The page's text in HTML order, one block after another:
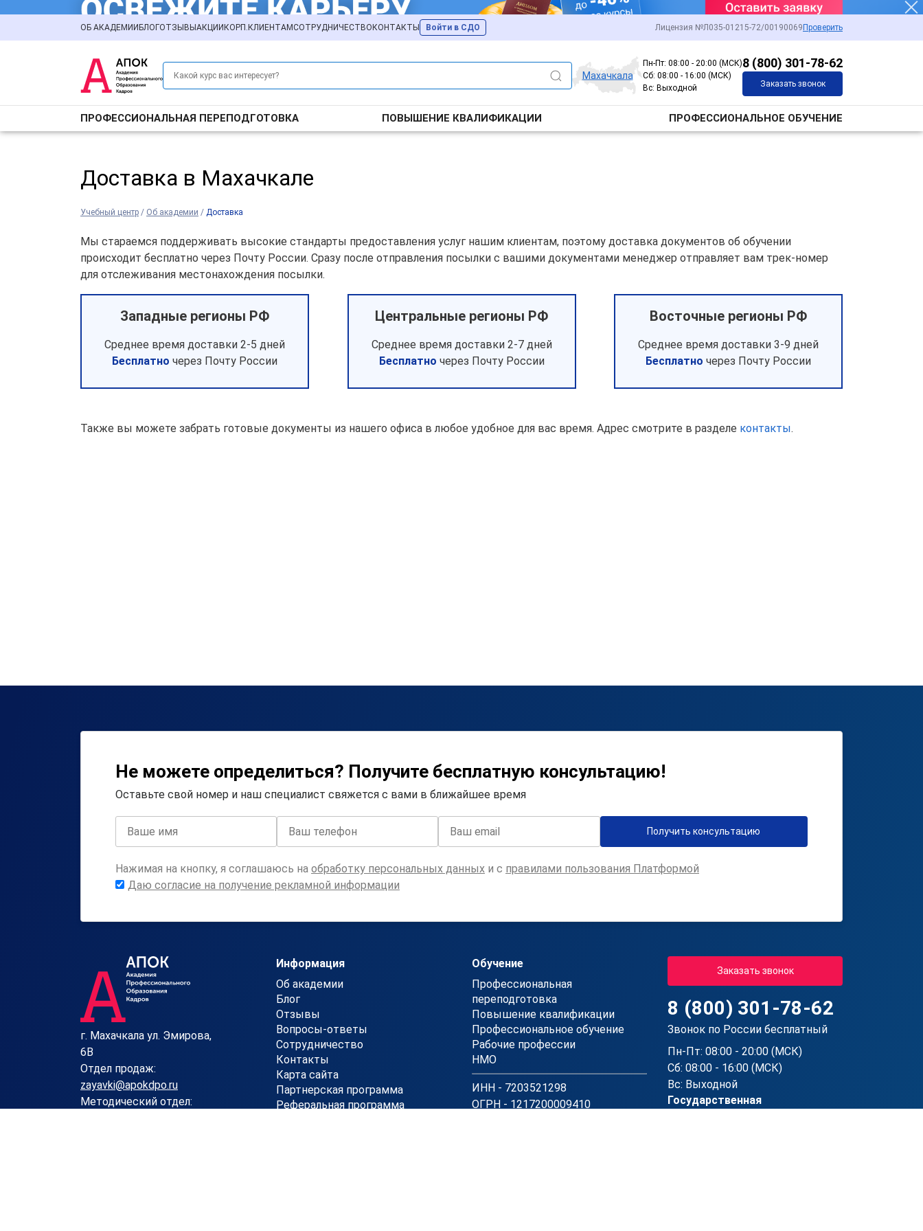
ОБ АКАДЕМИИ БЛОГОТЗЫВЫ АКЦИИ КОРП.КЛИЕНТАМСОТРУДНИЧЕСТВО КОНТАКТЫ Войти в СДО Лицензия №Л035-01215-72/00190069 Проверить
Махачкала
Пн-Пт: 08:00 - 20:00 (МСК)
Сб: 08:00 - 16:00 (МСК)
Вс: Выходной
8 (800) 301-78-62
Заказать звонок
ПРОФЕССИОНАЛЬНАЯ ПЕРЕПОДГОТОВКА ПОВЫШЕНИЕ КВАЛИФИКАЦИИ ПРОФЕССИОНАЛЬНОЕ ОБУЧЕНИЕ
Доставка в Махачкале
Учебный центр / Об академии / Доставка
Мы стараемся поддерживать высокие стандарты предоставления услуг нашим клиентам, поэтому доставка документов об обучении
происходит бесплатно через Почту России. Сразу после отправления посылки с вашими документами менеджер отправляет вам трек-номер
для отслеживания местонахождения посылки.
Западные регионы РФ
Среднее время доставки 2-5 дней
Бесплатно через Почту России
Центральные регионы РФ
Среднее время доставки 2-7 дней
Бесплатно через Почту России
Восточные регионы РФ
Среднее время доставки 3-9 дней
Бесплатно через Почту России
Также вы можете забрать готовые документы из нашего офиса в любое удобное для вас время. Адрес смотрите в разделе контакты.
Не можете определиться? Получите бесплатную консультацию!
Оставьте свой номер и наш специалист свяжется с вами в ближайшее время
Получить консультацию
Нажимая на кнопку, я соглашаюсь на обработку персональных данных и с правилами пользования Платформой
Даю согласие на получение рекламной информации
г. Махачкала ул. Эмирова,
6В
Отдел продаж:
zayavki@apokdpo.ru
Методический отдел:
Информация
Об академии
Блог
Отзывы
Вопросы-ответы
Сотрудничество
Контакты
Карта сайта
Партнерская программа
Реферальная программа
Обучение
Профессиональная
переподготовка
Повышение квалификации
Профессиональное обучение
Рабочие профессии
НМО
ИНН - 7203521298
ОГРН - 1217200009410
Заказать звонок
8 (800) 301-78-62
Звонок по России бесплатный
Пн-Пт: 08:00 - 20:00 (МСК)
Сб: 08:00 - 16:00 (МСК)
Вс: Выходной
Государственная